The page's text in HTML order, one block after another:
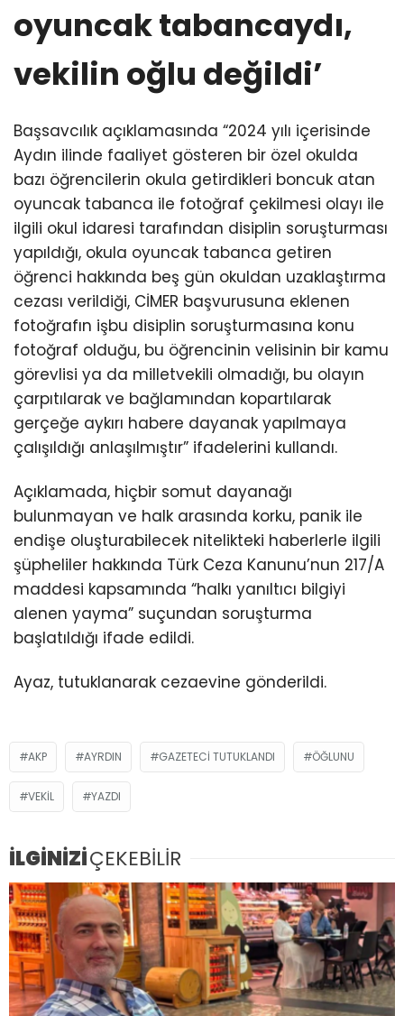
oyuncak tabancaydı,
vekilin oğlu değildi’
Başsavcılık açıklamasında “2024 yılı içerisinde
Aydın ilinde faaliyet gösteren bir özel okulda
bazı öğrencilerin okula getirdikleri boncuk atan
oyuncak tabanca ile fotoğraf çekilmesi olayı ile
ilgili okul idaresi tarafından disiplin soruşturması
yapıldığı, okula oyuncak tabanca getiren
öğrenci hakkında beş gün okuldan uzaklaştırma
cezası verildiği, CİMER başvurusuna eklenen
fotoğrafın işbu disiplin soruşturmasına konu
fotoğraf olduğu, bu öğrencinin velisinin bir kamu
görevlisi ya da milletvekili olmadığı, bu olayın
çarpıtılarak ve bağlamından kopartılarak
gerçeğe aykırı habere dayanak yapılmaya
çalışıldığı anlaşılmıştır” ifadelerini kullandı.
Açıklamada, hiçbir somut dayanağı
bulunmayan ve halk arasında korku, panik ile
endişe oluşturabilecek nitelikteki haberlerle ilgili
şüpheliler hakkında Türk Ceza Kanunu’nun 217/A
maddesi kapsamında “halkı yanıltıcı bilgiyi
alenen yayma” suçundan soruşturma
başlatıldığı ifade edildi.
Ayaz, tutuklanarak cezaevine gönderildi.
AKP AYRDIN GAZETECI TUTUKLANDI ÖĞLUNU
VEKIL YAZDI
İLGİNİZİÇEKEBİLİR